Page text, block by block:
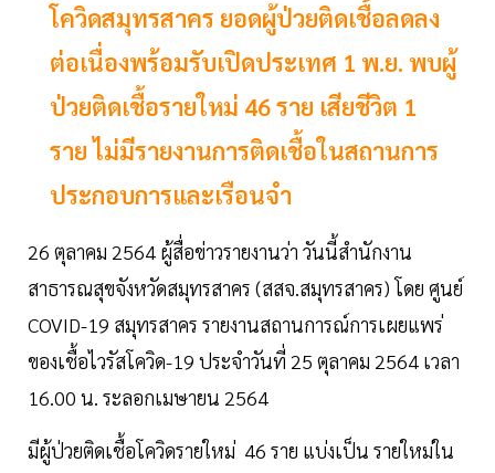
โควิดสมุทรสาคร ยอดผู้ป่วยติดเชื้อลดลง
ต่อเนื่องพร้อมรับเปิดประเทศ 1 พ.ย. พบผู้
ป่วยติดเชื้อรายใหม่ 46 ราย เสียชีวิต 1
ราย ไม่มีรายงานการติดเชื้อในสถานการ
ประกอบการและเรือนจำ
26 ตุลาคม 2564 ผู้สื่อข่าวรายงานว่า วันนี้สำนักงาน
สาธารณสุขจังหวัดสมุทรสาคร (สสจ.สมุทรสาคร) โดย ศูนย์
COVID-19 สมุทรสาคร รายงานสถานการณ์การเผยแพร่
ของเชื้อไวรัสโควิด-19 ประจำวันที่ 25 ตุลาคม 2564 เวลา
16.00 น. ระลอกเมษายน 2564
มีผู้ป่วยติดเชื้อโควิดรายใหม่ 46 ราย แบ่งเป็น รายใหม่ใน